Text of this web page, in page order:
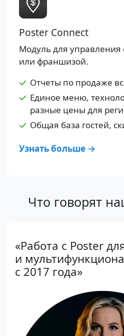
Poster Connect
Модуль для управления
или франшизой.
Отчеты по продаже
Единое меню,
разные цены для
Общая база гостей,
Узнать больше →
Что говорят
«Работа с Poster
и
с 2017 года»